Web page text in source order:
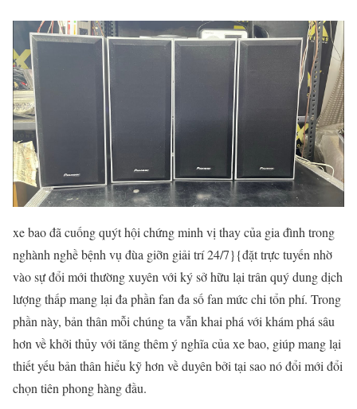
xe bao đã cuống quýt hội chứng minh vị thay của gia đình trong
nghành nghề bệnh vụ đùa giỡn giải trí 24/7}{đặt trực tuyến nhờ
vào sự đổi mới thường xuyên với ký sở hữu lại trân quý dung dịch
lượng thấp mang lại đa phần fan đa số fan mức chi tổn phí. Trong
phần này, bản thân mỗi chúng ta vẫn khai phá với khám phá sâu
hơn về khởi thủy với tăng thêm ý nghĩa của xe bao, giúp mang lại
thiết yếu bản thân hiểu kỹ hơn về duyên bởi tại sao nó đổi mới đổi
chọn tiên phong hàng đầu.